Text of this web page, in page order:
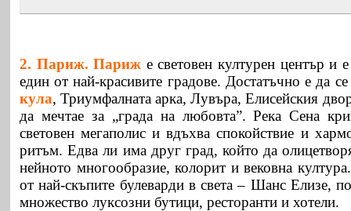
2. Париж. Париж е световен културен център и
един от най-красивите градове. Достатъчно е да
кула, Триумфалната арка, Лувъра, Елисейския
да мечтае за „града на любовта”. Река Сена
световен мегаполис и вдъхва спокойствие и
ритъм. Едва ли има друг град, който да
нейното многообразие, колорит и вековна
от най-скъпите булеварди в света – Шанс Елизе,
множество луксозни бутици, ресторанти и хотели.